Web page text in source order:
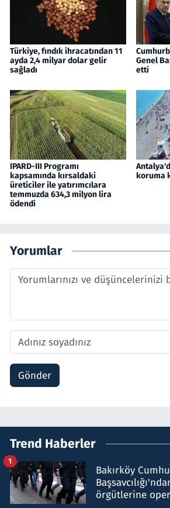
Türkiye, fındık ihracatından 11
ayda 2,4 milyar dolar gelir
sağladı
Genel
etti
IPARD-III Programı
kapsamında kırsaldaki
üreticiler ile yatırımcılara
temmuzda 634,3 milyon lira
ödendi
koruma
Yorumlar
Gönder
Trend Haberler
Bakırköy
örgütlerine
1